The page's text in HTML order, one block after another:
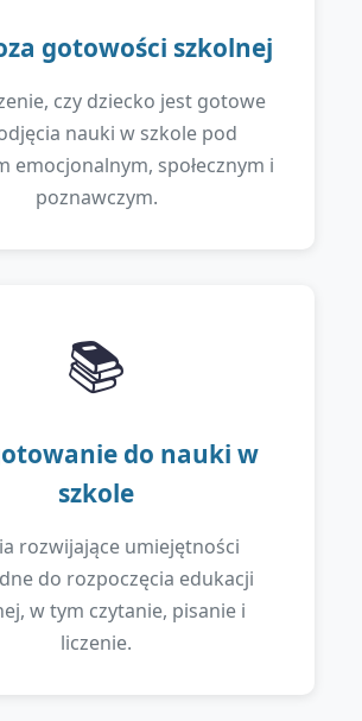
gotowości szkolnej
czy dziecko jest gotowe
nauki w szkole pod
emocjonalnym, społecznym i
poznawczym.
📚
do nauki w
szkole
rozwijające umiejętności
do rozpoczęcia edukacji
w tym czytanie, pisanie i
liczenie.